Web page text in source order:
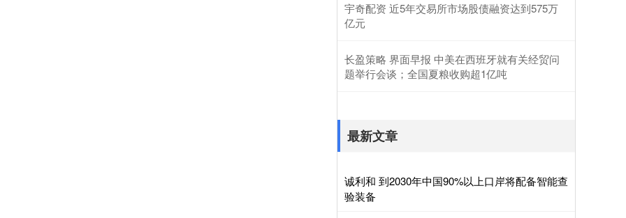
宇奇配资 近5年交易所市场股债融资达到575万
亿元
长盈策略 界面早报 中美在西班牙就有关经贸问
题举行会谈；全国夏粮收购超1亿吨
最新文章
诚利和 到2030年中国90%以上口岸将配备智能查
验装备